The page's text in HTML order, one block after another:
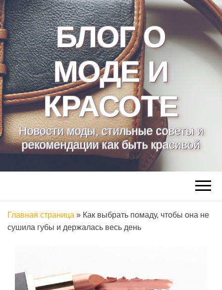
БЛОГ О
МОДЕ И
КРАСОТЕ
Новости моды, стильные советы и
рекомендации как быть красивой
Главная страница » Как выбрать помаду, чтобы она не
сушила губы и держалась весь день